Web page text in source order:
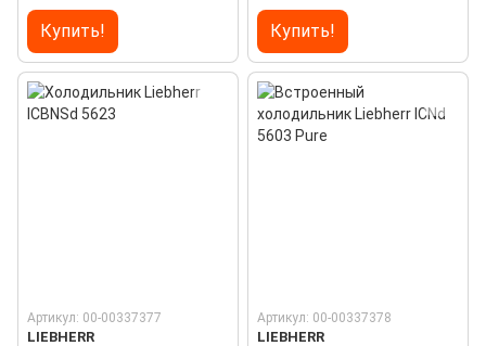
Купить! Купить!
Артикул: 00-00337377
LIEBHERR
Артикул: 00-00337378
LIEBHERR